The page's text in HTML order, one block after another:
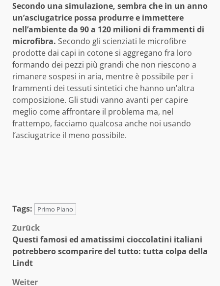
Secondo una simulazione, sembra che in un anno
un’asciugatrice possa produrre e immettere
nell’ambiente da 90 a 120 milioni di frammenti di
microfibra. Secondo gli scienziati le microfibre
prodotte dai capi in cotone si aggregano fra loro
formando dei pezzi più grandi che non riescono a
rimanere sospesi in aria, mentre è possibile per i
frammenti dei tessuti sintetici che hanno un’altra
composizione. Gli studi vanno avanti per capire
meglio come affrontare il problema ma, nel
frattempo, facciamo qualcosa anche noi usando
l’asciugatrice il meno possibile.
Tags: Primo Piano
Beitragsnavigation
Zurück
Questi famosi ed amatissimi cioccolatini italiani
potrebbero scomparire del tutto: tutta colpa della
Lindt
Weiter